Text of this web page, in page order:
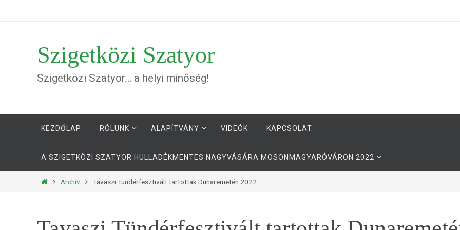
Szigetközi Szatyor
Szigetközi Szatyor… a helyi minőség!
KEZDŐLAP
RÓLUNK ALAPÍTVÁNY VIDEÓK KAPCSOLAT
A SZIGETKÖZI SZATYOR HULLADÉKMENTES NAGYVÁSÁRA MOSONMAGYARÓVÁRON 2022
OtthonArchív Tavaszi Tündérfesztivált tartottak Dunaremetén 2022